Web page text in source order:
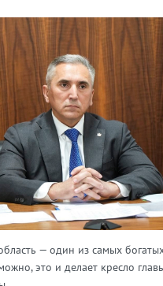
— один из самых
это и делает кресло